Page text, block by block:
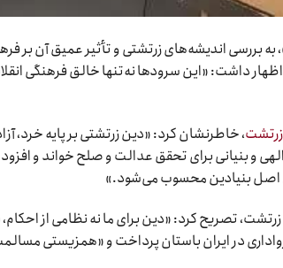
بررسی اندیشه‌های زرتشتی و تأثیر عمیق آن بر
داشت: «این سرودها نه‌تنها خالق فرهنگی
زرتشت، خاطرنشان کرد: «دین زرتشتی بر پایه خرد،
و بنیانی برای تحقق عدالت و صلح خواند و
اصل بنیادین محسوب می‌شود.»
زرتشت، تصریح کرد: «دین برای ما نه نظامی از
در ایران باستان پرداخت و «همزیستی